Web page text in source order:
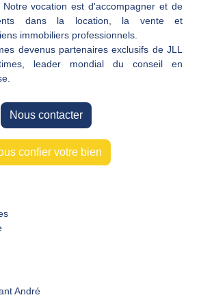
vocation est d'accompagner et de
dans la location, la vente et
immobiliers professionnels.
devenus partenaires exclusifs de JLL
leader mondial du conseil en
Nous contacter
confier votre bien
André